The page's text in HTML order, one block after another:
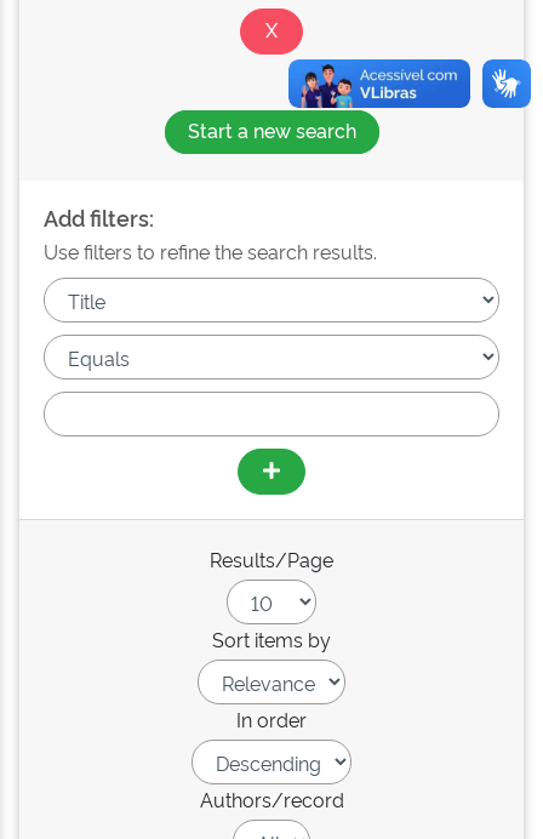
Start a new search
Add filters:
Use filters to refine the search results.
Results/Page
Sort items by
In order
Authors/record